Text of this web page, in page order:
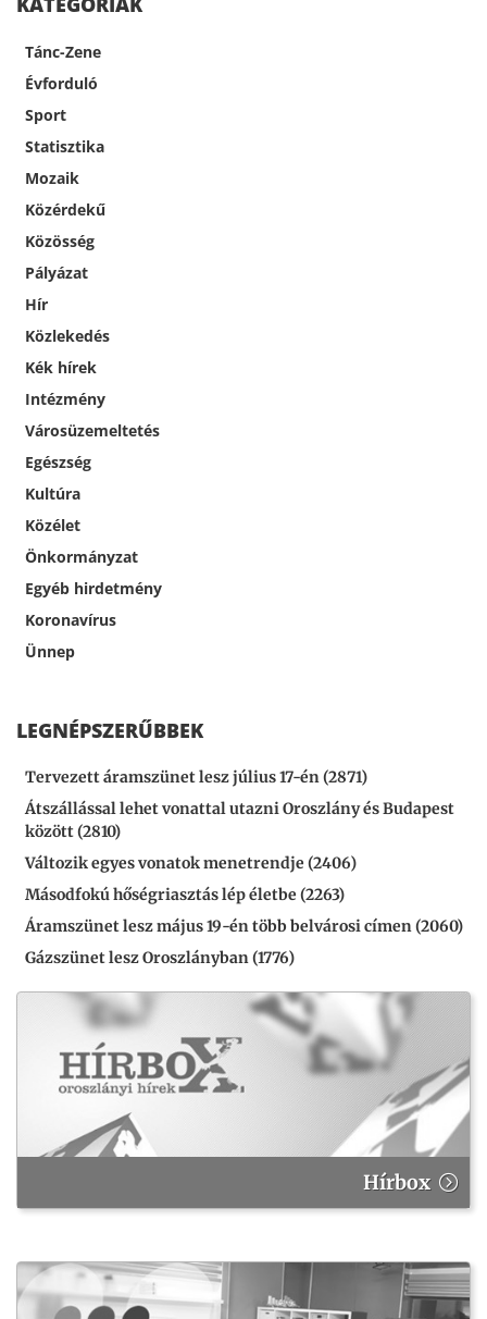
Tánc-Zene
Évforduló
Sport
Statisztika
Mozaik
Közérdekű
Közösség
Pályázat
Hír
Közlekedés
Kék hírek
Intézmény
Városüzemeltetés
Egészség
Kultúra
Közélet
Önkormányzat
Egyéb hirdetmény
Koronavírus
Ünnep
LEGNÉPSZERŰBBEK
Tervezett áramszünet lesz július 17-én (2871)
Átszállással lehet vonattal utazni Oroszlány és Budapest
között (2810)
Változik egyes vonatok menetrendje (2406)
Másodfokú hőségriasztás lép életbe (2263)
Áramszünet lesz május 19-én több belvárosi címen (2060)
Gázszünet lesz Oroszlányban (1776)
Hírbox